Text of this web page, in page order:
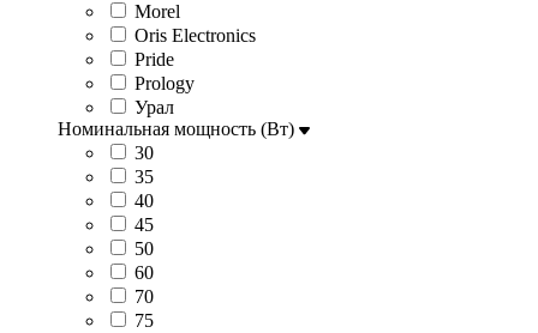
Morel
Oris Electronics
Pride
Prology
Урал
Номинальная мощность (Вт)
30
35
40
45
50
60
70
75